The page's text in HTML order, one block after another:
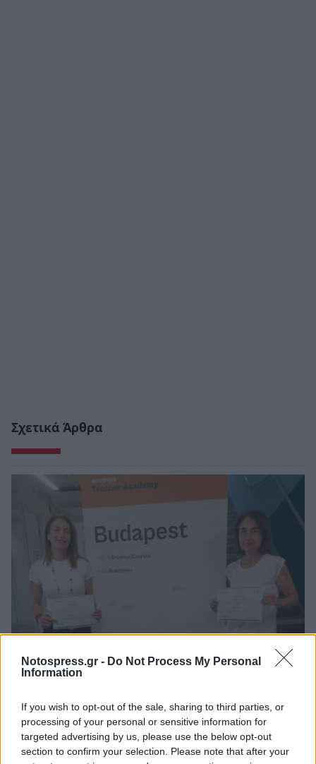
Notospress.gr - Do Not Process My Personal
Information
If you wish to opt-out of the sale, sharing to third parties, or
processing of your personal or sensitive information for
targeted advertising by us, please use the below opt-out
section to confirm your selection. Please note that after your
Σχετικά Άρθρα
3ο ΓΕΛ Καλαμάτας: Επιμόρφωση
05/08/2026 18:04